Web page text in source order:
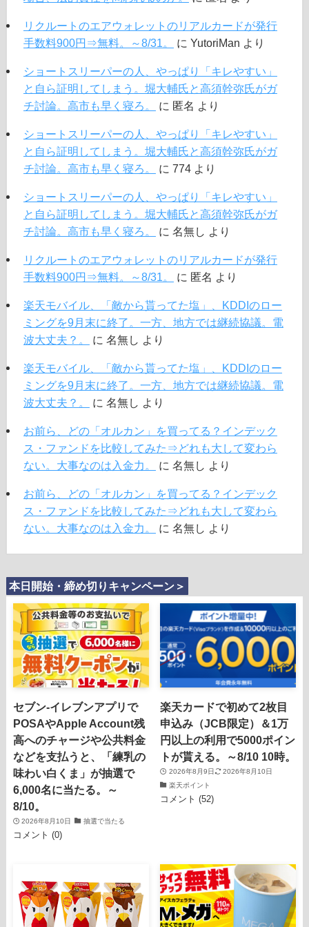
リクルートのエアウォレットのリアルカードが発行
手数料900円⇒無料。～8/31。
に YutoriMan より
ショートスリーパーの人、やっぱり「キレやすい」
と自ら証明してしまう。堀大輔氏と高須幹弥氏がガ
チ討論。高市も早く寝ろ。
に 匿名 より
ショートスリーパーの人、やっぱり「キレやすい」
と自ら証明してしまう。堀大輔氏と高須幹弥氏がガ
チ討論。高市も早く寝ろ。
に 774より
ショートスリーパーの人、やっぱり「キレやすい」
と自ら証明してしまう。堀大輔氏と高須幹弥氏がガ
チ討論。高市も早く寝ろ。
に 名無し より
リクルートのエアウォレットのリアルカードが発行
手数料900円⇒無料。～8/31。
に 匿名 より
楽天モバイル、「敵から貰ってた塩」、KDDIのロー
ミングを9月末に終了。一方、地方では継続協議。電
波大丈夫？。
に 名無し より
楽天モバイル、「敵から貰ってた塩」、KDDIのロー
ミングを9月末に終了。一方、地方では継続協議。電
波大丈夫？。
に 名無し より
お前ら、どの「オルカン」を買ってる？インデック
ス・ファンドを比較してみた⇒どれも大して変わら
ない。大事なのは入金力。
に 名無し より
お前ら、どの「オルカン」を買ってる？インデック
ス・ファンドを比較してみた⇒どれも大して変わら
ない。大事なのは入金力。
に 名無し より
本日開始・締め切りキャンペーン＞
セブン-イレブンアプリで
POSAやApple Account残
高へのチャージや公共料金
などを支払うと、「練乳の
味わい白くま」が抽選で
6,000名に当たる。～
8/10。
2026年8月10日 抽選で当たる
コメント (0)
楽天カードで初めて2枚目
申込み（JCB限定）＆1万
円以上の利用で5000ポイン
トが貰える。～8/10 10時。
2026年8月9日
2026年8月10日
楽天ポイント
コメント (52)